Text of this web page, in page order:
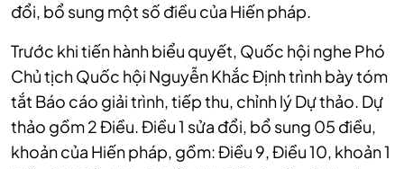
đổi, bổ sung một số điều của Hiến pháp.
Trước khi tiến hành biểu quyết, Quốc hội nghe Phó
Chủ tịch Quốc hội Nguyễn Khắc Định trình bày tóm
tắt Báo cáo giải trình, tiếp thu, chỉnh lý Dự thảo. Dự
thảo gồm 2 Điều. Điều 1 sửa đổi, bổ sung 05 điều,
khoản của Hiến pháp, gồm: Điều 9, Điều 10, khoản 1